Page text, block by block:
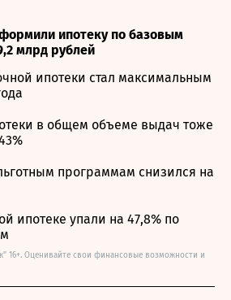
ипотеку по базовым
млрд рублей
ипотеки стал максимальным
в общем объеме выдач тоже
программам снизился на
ипотеке упали на 47,8% по
16+. Оценивайте свои финансовые возможности и